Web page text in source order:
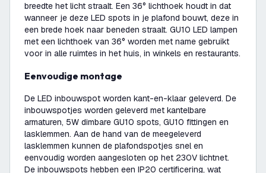
breedte het licht straalt. Een 36° lichthoek houdt in dat
wanneer je deze LED spots in je plafond bouwt, deze in
een brede hoek naar beneden straalt. GU10 LED lampen
met een lichthoek van 36° worden met name gebruikt
voor in alle ruimtes in het huis, in winkels en restaurants.
Eenvoudige montage
De LED inbouwspot worden kant-en-klaar geleverd. De
inbouwspotjes worden geleverd met kantelbare
armaturen, 5W dimbare GU10 spots, GU10 fittingen en
lasklemmen. Aan de hand van de meegeleverd
lasklemmen kunnen de plafondspotjes snel en
eenvoudig worden aangesloten op het 230V lichtnet.
De inbouwspots hebben een IP20 certificering, wat